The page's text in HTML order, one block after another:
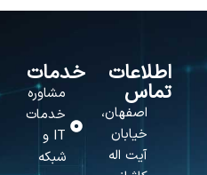
اطلاعات
تماس
اصفهان،
خیابان
آیت اله
خدمات
مشاوره
خدمات
IT و
شبکه